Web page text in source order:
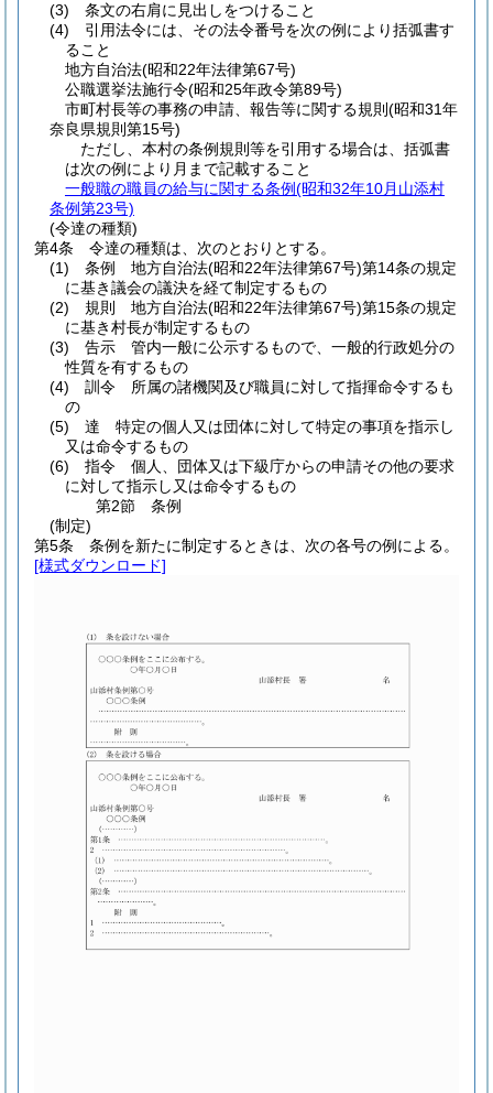
(3)
条文の右肩に見出しをつけること
(4)
引用法令には、その法令番号を次の例により括弧書す
ること
地方自治法(昭和22年法律第67号)
公職選挙法施行令(昭和25年政令第89号)
市町村長等の事務の申請、報告等に関する規則 (昭和31年
奈良県規則第15号)
ただし、本村の条例規則等を引用する場合は、括弧書
は次の例により月まで記載すること
一般職の職員の給与に関する条例(昭和32年10月山添村
条例第23号)
(令達の種類)
第4条
令達の種類は、次のとおりとする。
(1)
条例 地方自治法(昭和22年法律第67号)第14条の規定
に基き議会の議決を経て制定するもの
(2)
規則 地方自治法(昭和22年法律第67号)第15条の規定
に基き村長が制定するもの
(3)
告示 管内一般に公示するもので、一般的行政処分の
性質を有するもの
(4)
訓令 所属の諸機関及び職員に対して指揮命令するも
の
(5)
達 特定の個人又は団体に対して特定の事項を指示し
又は命令するもの
(6)
指令 個人、団体又は下級庁からの申請その他の要求
に対して指示し又は命令するもの
第2節
条例
(制定)
第5条
条例を新たに制定するときは、次の各号の例による。
[様式ダウンロード]